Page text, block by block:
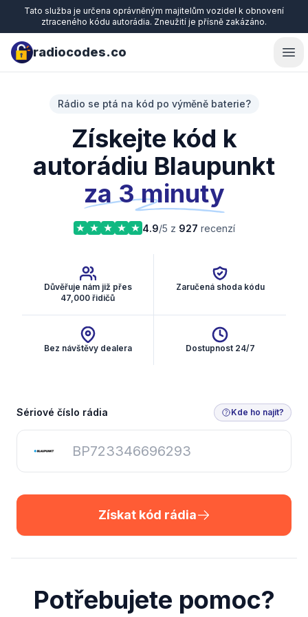
Tato služba je určena oprávněným majitelům vozidel k obnovení
ztraceného kódu autorádia. Zneužití je přísně zakázáno.
radiocodes.co
Rádio se ptá na kód po výměně baterie?
Získejte kód k
autorádiu Blaupunkt
za 3 minuty
4.9/5 z 927 recenzí
Důvěřuje nám již přes
47,000 řidičů
Zaručená shoda kódu
Bez návštěvy dealera Dostupnost 24/7
Získat kód rádia
Sériové číslo rádia Kde ho najít?
Získat kód rádia
Potřebujete pomoc?